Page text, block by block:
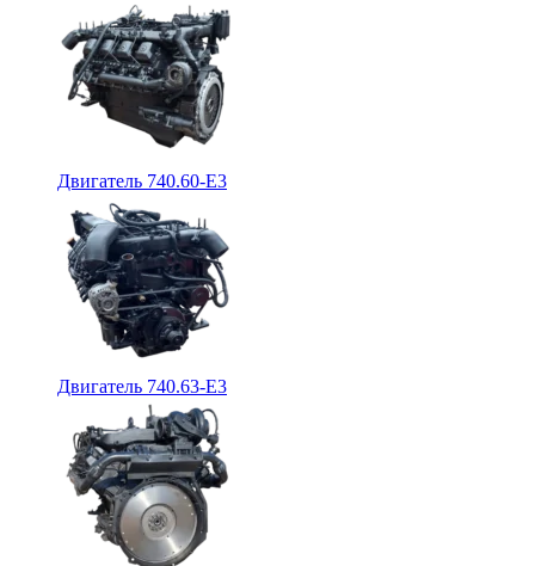
Двигатель 740.60-E3
Двигатель 740.63-E3